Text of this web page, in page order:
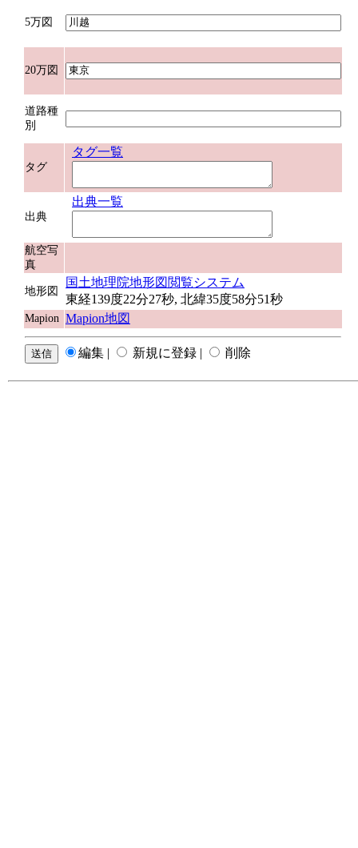
5万図
20万図
道路種
別
タグ
タグ一覧
出典
出典一覧
航空写
真
地形図
国土地理院地形図閲覧システム
東経139度22分27秒, 北緯35度58分51秒
Mapion Mapion地図
編集 | 新規に登録 | 削除